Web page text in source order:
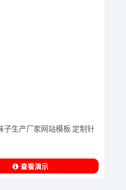
子生产厂家网站模板 定制针
查看演示